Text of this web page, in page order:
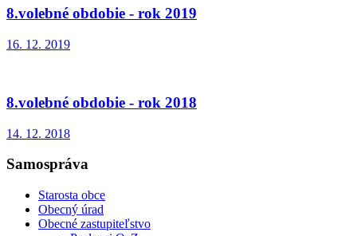
8.volebné obdobie - rok 2019
16. 12. 2019
8.volebné obdobie - rok 2018
14. 12. 2018
Samospráva
Starosta obce
Obecný úrad
Obecné zastupiteľstvo